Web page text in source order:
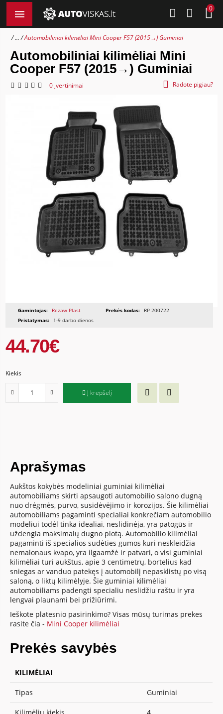
0
... Automobiliniai kilimėliai Mini Cooper F57 (2015→) Guminiai
Automobiliniai kilimėliai Mini
Cooper F57 (2015→) Guminiai
0 įvertinimai Radote pigiau?
Gamintojas: Rezaw Plast Prekės kodas:
RP 200722
Pristatymas:
1-9 darbo dienos
44.70€
Kiekis
Į krepšelį
Aprašymas
Aukštos kokybės modeliniai guminiai kilimėliai
automobiliams skirti apsaugoti automobilio salono dugną
nuo drėgmės, purvo, susidėvėjimo ir korozijos. Šie kilimėliai
automobiliams pagaminti specialiai konkrečiam automobilio
modeliui todėl tinka idealiai, neslidinėja, yra patogūs ir
uždengia maksimalų dugno plotą. Automobilio kilimėliai
pagaminti iš specialios sudėties gumos kuri neskleidžia
nemalonaus kvapo, yra ilgaamžė ir patvari, o visi guminiai
kilimėliai turi aukštus, apie 3 centimetrų, bortelius kad
sniegas ar vanduo patekęs į automobilį nepasklistų po visą
saloną, o liktų kilimėlyje. Šie guminiai kilimėliai
automobiliams padengti specialiu neslidžiu raštu ir yra
lengvai plaunami bei prižiūrimi.
Ieškote platesnio pasirinkimo? Visas mūsų turimas prekes
rasite čia - Mini Cooper kilimėliai
Prekės savybės
KILIMĖLIAI
Tipas Guminiai
Kilimėlių kiekis 4